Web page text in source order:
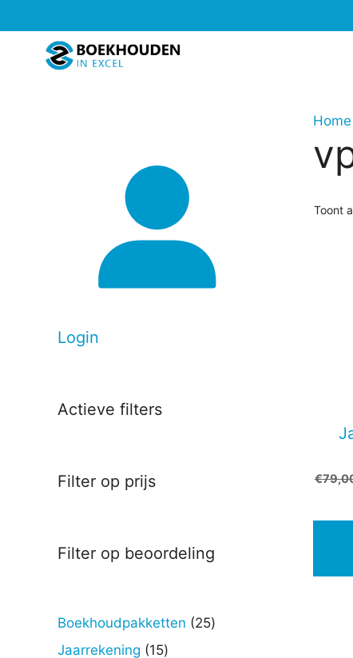
naar
Home
Toont
€
Login
Actieve filters
Filter op prijs
Filter op beoordeling
Boekhoudpakketten 2525
Jaarrekening 1515